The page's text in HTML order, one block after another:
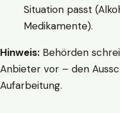
Situation passt
Medikamente).
Hinweis: Behörden
Anbieter vor – den
Aufarbeitung.